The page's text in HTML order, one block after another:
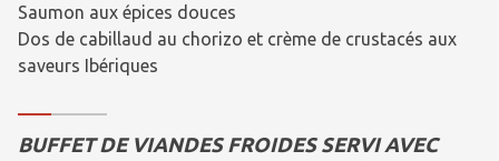
Saumon aux épices douces
Dos de cabillaud au chorizo et crème de crustacés aux
saveurs Ibériques
BUFFET DE VIANDES FROIDES SERVI AVEC